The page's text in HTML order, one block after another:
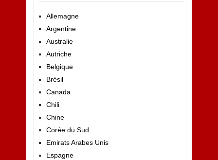
Allemagne
Argentine
Australie
Autriche
Belgique
Brésil
Canada
Chili
Chine
Corée du Sud
Emirats Arabes Unis
Espagne